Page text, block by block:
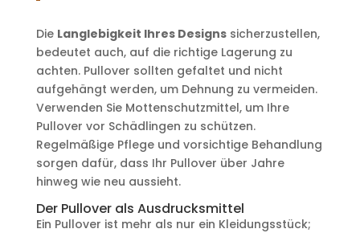
Die Langlebigkeit Ihres Designssicherzustellen,
bedeutet auch, auf die richtige Lagerung zu
achten. Pullover sollten gefaltet und nicht
aufgehängt werden, um Dehnung zu vermeiden.
Verwenden Sie Mottenschutzmittel, um Ihre
Pullover vor Schädlingen zu schützen.
Regelmäßige Pflege und vorsichtige Behandlung
sorgen dafür, dass Ihr Pullover über Jahre
hinweg wie neu aussieht.
Der Pullover als Ausdrucksmittel
Ein Pullover ist mehr als nur ein Kleidungsstück;